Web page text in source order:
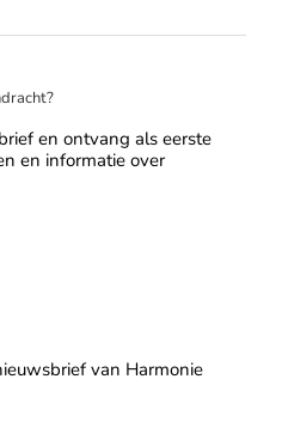
en ontvang als eerste
en informatie over
van Harmonie